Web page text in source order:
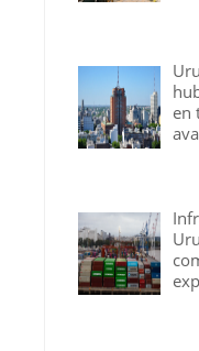
en